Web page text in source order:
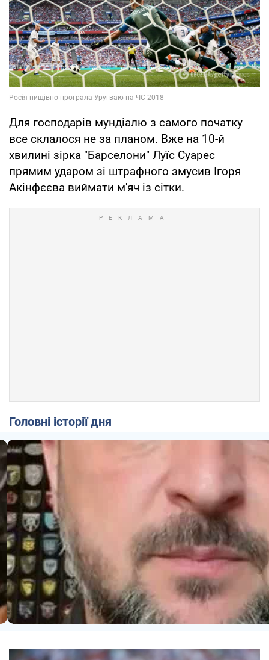
Для господарів мундіалю з самого початку
все склалося не за планом. Вже на 10-й
хвилині зірка "Барселони" Луїс Суарес
прямим ударом зі штрафного змусив Ігоря
Акінфєєва виймати м'яч із сітки.
Головні історії дня